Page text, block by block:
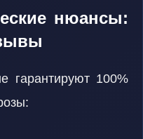
нюансы:
гарантируют 100%